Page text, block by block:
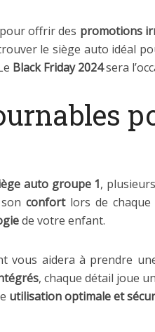
offrir des promotions
le siège auto idéal
Black Friday 2024sera
auto groupe 1,
confortlors de
de votre enfant.
vous aidera à prendre
, chaque détail joue
utilisation optimale et